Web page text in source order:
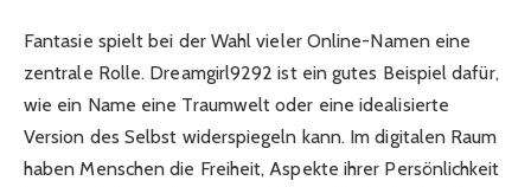
Fantasie spielt bei der Wahl vieler Online-Namen eine
zentrale Rolle. Dreamgirl9292 ist ein gutes Beispiel dafür,
wie ein Name eine Traumwelt oder eine idealisierte
Version des Selbst widerspiegeln kann. Im digitalen Raum
haben Menschen die Freiheit, Aspekte ihrer Persönlichkeit